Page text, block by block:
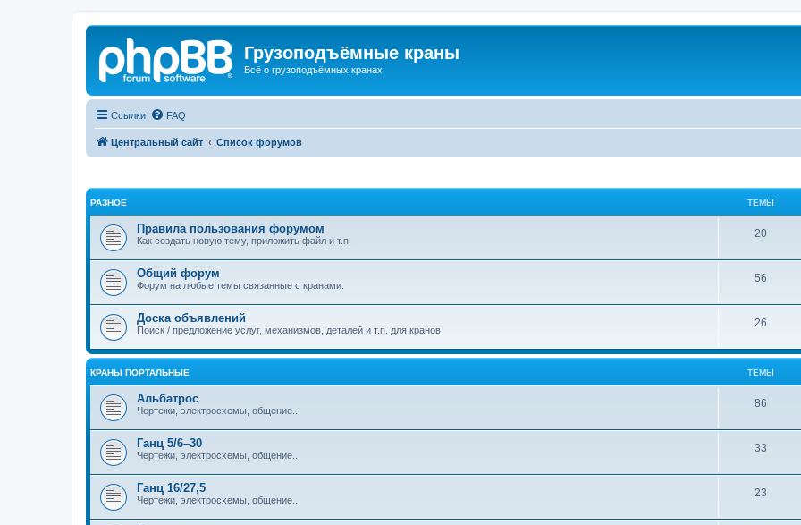
Грузоподъёмные краны
Всё о грузоподъёмных кранах
Ссылки FAQ
Центральный сайт Список форумов
РАЗНОЕ ТЕМЫ
Правила пользования форумом
Как создать новую тему, приложить файл и т.п.
20
Общий форум
Форум на любые темы связанные с кранами.
56
Доска объявлений
Поиск / предложение услуг, механизмов, деталей и т.п. для кранов
26
КРАНЫ ПОРТАЛЬНЫЕ ТЕМЫ
Альбатрос
Чертежи, электросхемы, общение...
86
Ганц 5/6–30
Чертежи, электросхемы, общение...
33
Ганц 16/27,5
Чертежи, электросхемы, общение...
23